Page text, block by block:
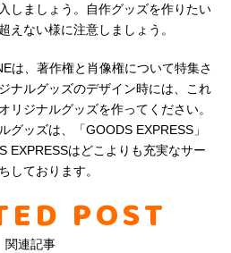
しましょう。自作グッズを作りたい
えない様に注意しましょう。
は、著作権と肖像権について特集さ
ナルグッズのデザイン時には、これ
リジナルグッズを作ってください。
グッズは、「GOODS EXPRESS」
EXPRESSはどこよりも充実なサー
しております。
POST
関連記事